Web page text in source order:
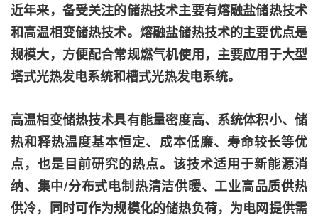
近年来，备受关注的储热技术主要有熔融盐储热技术
和高温相变储热技术。熔融盐储热技术的主要优点是
规模大，方便配合常规燃气机使用，主要应用于大型
塔式光热发电系统和槽式光热发电系统。
高温相变储热技术具有能量密度高、系统体积小、储
热和释热温度基本恒定、成本低廉、寿命较长等优
点，也是目前研究的热点。该技术适用于新能源消
纳、集中/分布式电制热清洁供暖、工业高品质供热
供冷，同时可作为规模化的储热负荷，为电网提供需